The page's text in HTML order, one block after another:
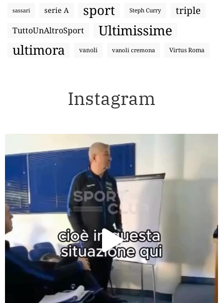
sassari serie A sport Steph Curry triple
TuttoUnAltroSport Ultimissime
ultimora vanoli vanoli cremona Virtus Roma
Instagram